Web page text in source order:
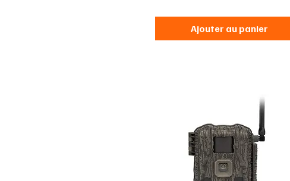
Ajouter au panier